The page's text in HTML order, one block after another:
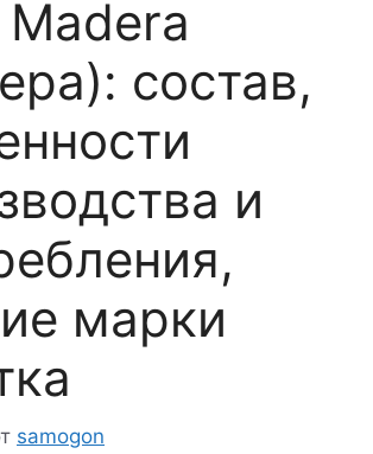
состав,
и
марки
samogon